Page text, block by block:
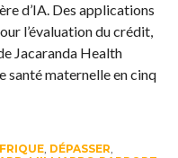
d’IA. Des applications
l’évaluation du crédit,
Jacaranda Health
santé maternelle en cinq
, DÉPASSER,